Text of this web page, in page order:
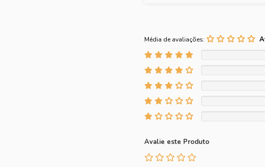
Média de avaliações:
Avalie este Produto